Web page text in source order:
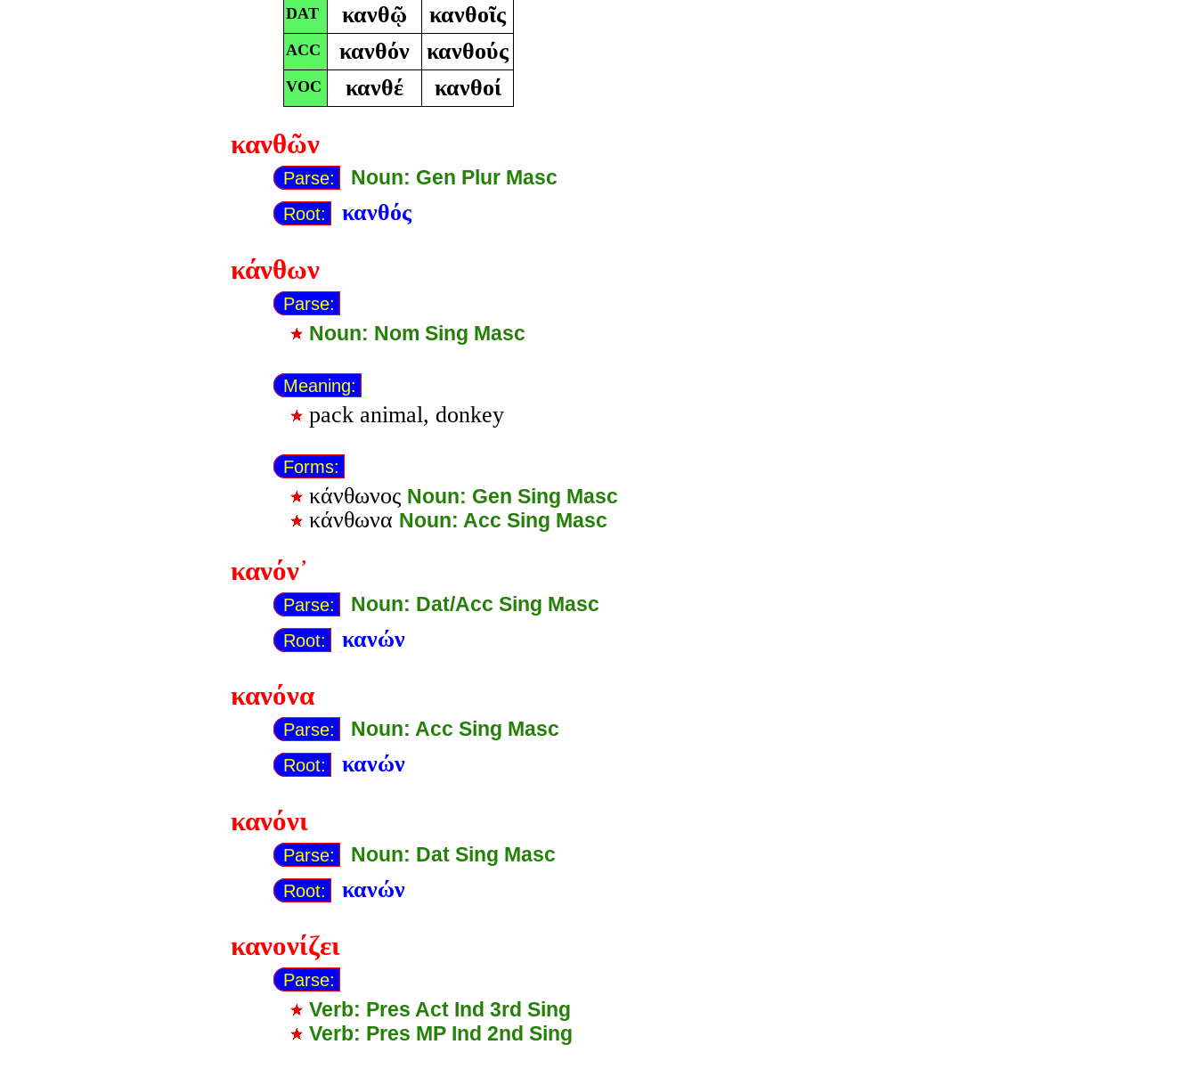
DAT κανθῷ κανθοῖς
ACC κανθόν κανθούς
VOC κανθέ κανθοί
κανθῶν
Parse: Noun: Gen Plur Masc
Root: κανθός
κάνθων
Parse:
Noun: Nom Sing Masc
Meaning:
pack animal, donkey
Forms:
κάνθωνος Noun: Gen Sing Masc
κάνθωνα Noun: Acc Sing Masc
κανόν᾽
Parse: Noun: Dat/Acc Sing Masc
Root: κανών
κανόνα
Parse: Noun: Acc Sing Masc
Root: κανών
κανόνι
Parse: Noun: Dat Sing Masc
Root: κανών
κανονίζει
Parse:
Verb: Pres Act Ind 3rd Sing
Verb: Pres MP Ind 2nd Sing